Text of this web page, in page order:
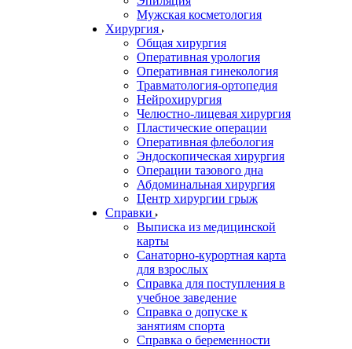
Мужская косметология
Хирургия
Общая хирургия
Оперативная урология
Оперативная гинекология
Травматология-ортопедия
Нейрохирургия
Челюстно-лицевая хирургия
Пластические операции
Оперативная флебология
Эндоскопическая хирургия
Операции тазового дна
Абдоминальная хирургия
Центр хирургии грыж
Справки
Выписка из медицинской
карты
Санаторно-курортная карта
для взрослых
Справка для поступления в
учебное заведение
Справка о допуске к
занятиям спорта
Справка о беременности